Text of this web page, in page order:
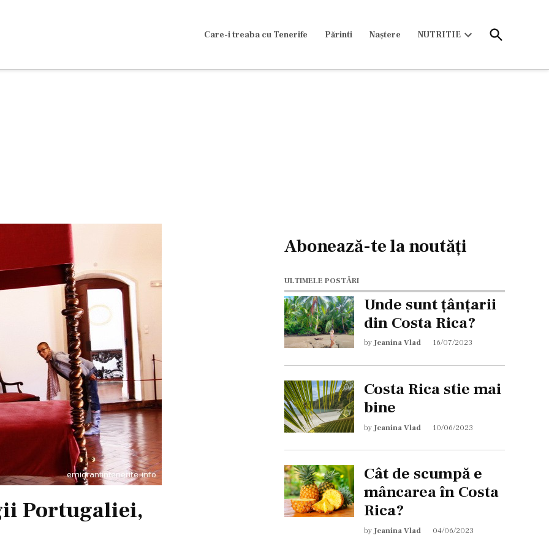
Care-i treaba cu Tenerife Părinti Naștere NUTRITIE
Open
Search
Portugaliei,
Abonează-te la noutăți
ULTIMELE POSTĂRI
Unde sunt țânțarii
din Costa Rica?
byJeanina Vlad 16/07/2023
Costa Rica stie mai
bine
by Jeanina Vlad 10/06/2023
Cât de scumpă e
mâncarea în Costa
Rica?
by Jeanina Vlad 04/06/2023